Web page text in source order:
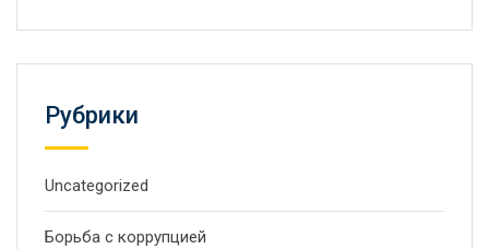
Рубрики
Uncategorized
Борьба с коррупцией